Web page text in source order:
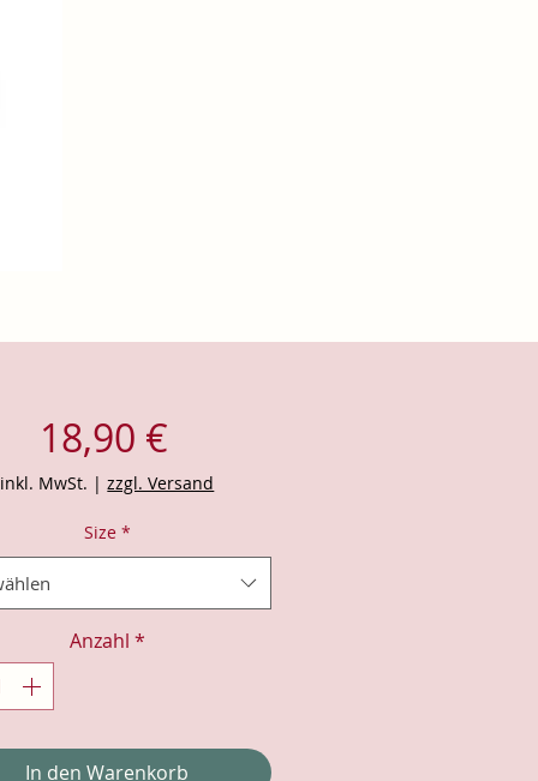
18,90 €
inkl. MwSt. |zzgl. Versand
Size *
Anzahl *
In den Warenkorb